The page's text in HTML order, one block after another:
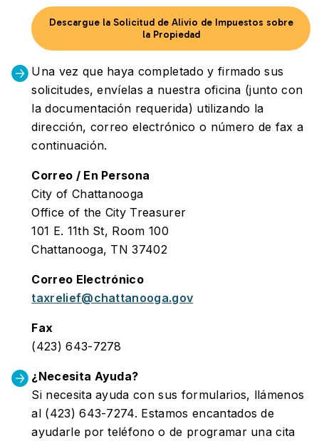
Descargue la Solicitud de Alivio de Impuestos sobre
la Propiedad
Una vez que haya completado y firmado sus
solicitudes, envíelas a nuestra oficina (junto con
la documentación requerida) utilizando la
dirección, correo electrónico o número de fax a
continuación.
Correo / En Persona
City of Chattanooga
Office of the City Treasurer
101 E. 11th St, Room 100
Chattanooga, TN 37402
Correo Electrónico
taxrelief@chattanooga.gov
Fax
(423) 643-7278
¿Necesita Ayuda?
Si necesita ayuda con sus formularios, llámenos
al (423) 643-7274. Estamos encantados de
ayudarle por teléfono o de programar una cita